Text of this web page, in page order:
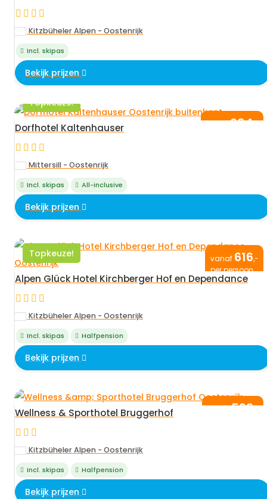
Kitzbüheler Alpen - Oostenrijk
Incl. skipas
Bekijk prijzen
604
Topkeuze!
Dorfhotel Kaltenhauser
Mittersill - Oostenrijk
Incl. skipas All-inclusive
Bekijk prijzen
vanaf 616,-
per persoon
Topkeuze!
Alpen Glück Hotel Kirchberger Hof en Dependance
Kitzbüheler Alpen - Oostenrijk
Incl. skipas Halfpension
Bekijk prijzen
592
Wellness & Sporthotel Bruggerhof
Kitzbüheler Alpen - Oostenrijk
Incl. skipas Halfpension
Bekijk prijzen